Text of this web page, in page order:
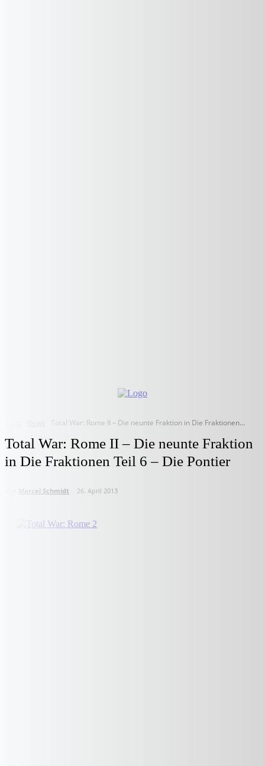
Total War: Rome II – Die neunte Fraktion in Die Fraktionen...
Total War: Rome II – Die neunte Fraktion
in Die Fraktionen Teil 6 – Die Pontier
Marcel Schmidt 26. April 2013